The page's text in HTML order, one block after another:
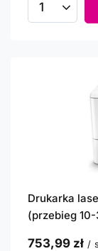
Ilość
Drukarka
(przebieg
753,99 zł /